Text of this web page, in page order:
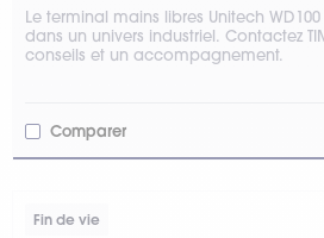
Le terminal mains libres Unitech
dans un univers industriel. Contactez
conseils et un accompagnement.
Comparer
Fin de vie